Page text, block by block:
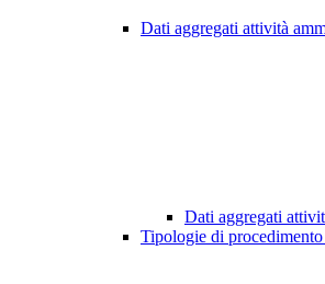
Dati aggregati attività
Dati aggregati
Tipologie di procedimento